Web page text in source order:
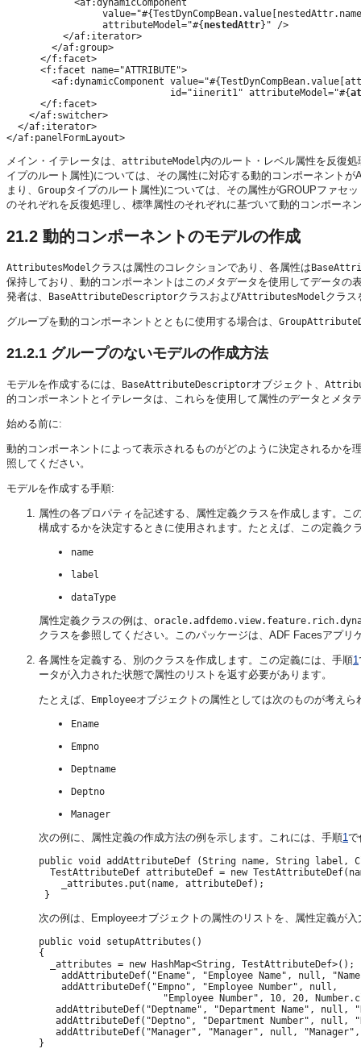
            <af:dynamicComponent
                 attributeModel="#{
nestedAttr}" />
          </af:iterator>
        </af:group>
      </f:facet>
      <f:facet name="ATTRIBUTE">
<af:dynamicComponent
                             id="iinerit1" attributeModel="#{
      </f:facet>
    </af:switcher>
  </af:iterator>
メイン・イテレータは、 attributeModel内のルート・レベル属性を反復
イプのルート属性)については、その属性に対応する動的コンポーネント
まり、 Groupタイプのルート属性)については、その属性がGROUPファセ
のそれぞれを反復処理し、標準属性のそれぞれに基づいて動的コンポーネ
21.2 動的コンポーネントのモデルの作成
AttributesModelクラスは属性のコレクションであり、各属性は
保持しており、動的コンポーネントはこのメタデータを使用してデータ
発者は、
BaseAttributeDescriptorクラスおよびAttributesModelクラス
グループを動的コンポーネントとともに使用する場合は、
21.2.1 グループのないモデルの作成方法
モデルを作成するには、 BaseAttributeDescriptorオブジェクト、
的コンポーネントとイテレータは、これらを使用して属性のデータとメタ
始める前に:
動的コンポーネントによって表示されるものがどのように決定されるかを
照してください。
モデルを作成する手順:
属性の各プロパティを記述する、属性定義クラスを作成します。
構成するかを決定するときに使用されます。たとえば、この定義
name
label
dataType
属性定義クラスの例は、
クラスを参照してください。このパッケージは、ADF Facesアプ
各属性を定義する、別のクラスを作成します。この定義には、手順1
ータが入力された状態で属性のリストを返す必要があります。
たとえば、 Employeeオブジェクトの属性としては次のものが考えら
Ename
Empno
Deptname
Deptno
Manager
次の例に、属性定義の作成方法の例を示します。これには、手順1で
public void addAttributeDef (String name, String label,
TestAttributeDef attributeDef = new
    _attributes.put(name, attributeDef);
次の例は、Employeeオブジェクトの属性のリストを、属性定義が
public void setupAttributes()
{
  _attributes = new HashMap<String, TestAttributeDef>();
addAttributeDef("Ename", "Employee Name", null,
    addAttributeDef("Empno", "Employee Number", null,
"Employee Number", 10, 20,
addAttributeDef("Deptname", "Department Name", null,
addAttributeDef("Deptno", "Department Number", null,
addAttributeDef("Manager", "Manager", null,